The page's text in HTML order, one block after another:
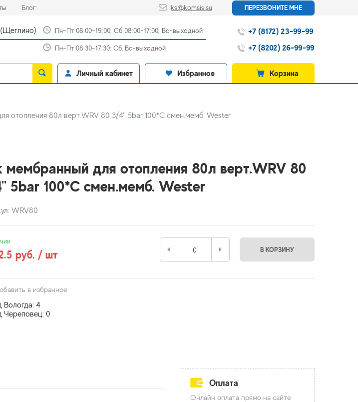
(current)
Блог(current) ks@komsis.su ПЕРЕЗВОНИТЕ МНЕ
Пн-Пт 08:00-19:00; Сб 08:00-17:00; Вс-выходной
Пн-Пт 08:30-17:30; Сб, Вс-выходной
+7 (8172) 23-99-99
+7 (8202) 26-99-99
Личный кабинет Избранное Корзина
отопления 80л верт.WRV 80 3/4'' 5bar 100*C смен.мемб. Wester
мембранный для отопления 80л верт.WRV 80
5bar 100*C смен.мемб. Wester
WRV80
руб. / шт В КОРЗИНУ
в избранное
Вологда: 4
Череповец: 0
Оплата
Онлайн оплата прямо на сайте